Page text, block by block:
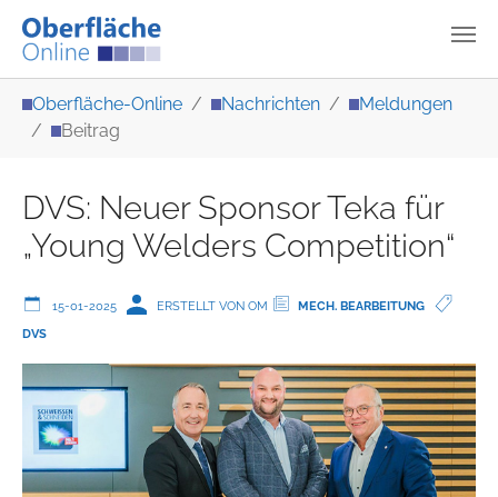
Oberfläche-Online Nachrichten
Meldungen
Beitrag
DVS: Neuer Sponsor Teka für
„Young Welders Competition“
15-01-2025 ERSTELLT VON OM
MECH. BEARBEITUNG
DVS